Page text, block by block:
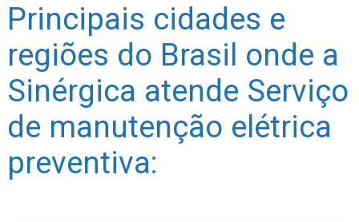
Principais cidades e
regiões do Brasil onde a
Sinérgica atende Serviço
de manutenção elétrica
preventiva: